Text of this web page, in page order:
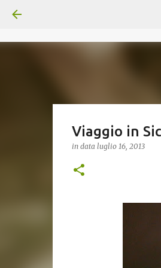
Viaggio in
in data luglio 16, 2013